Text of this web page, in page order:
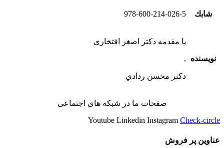
شابك 978-600-214-026-5
نویسنده
با مقدمه دکتر اصغر افتخاری
,
دکتر محسن ردادي
صفحات ما در شبکه های اجتماعی
Youtube Linkedin Instagram Check-circle
عناوین پر فروش